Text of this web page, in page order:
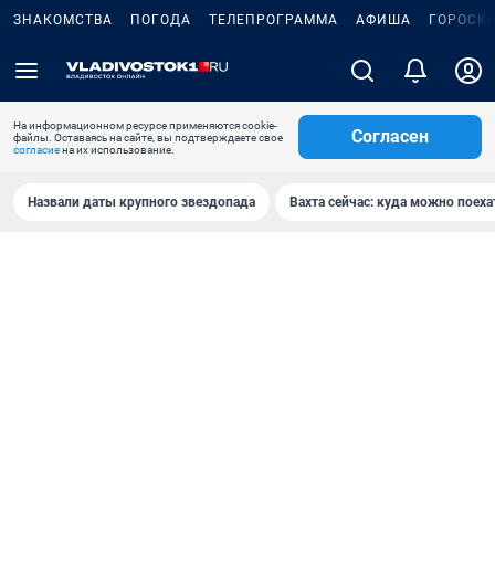
ЗНАКОМСТВА ПОГОДА ТЕЛЕПРОГРАММА АФИША
На информационном ресурсе применяются cookie-
файлы. Оставаясь на сайте, вы подтверждаете свое
согласиена их использование.
Согласен
Назвали даты крупного звездопада Вахта сейчас: куда можно